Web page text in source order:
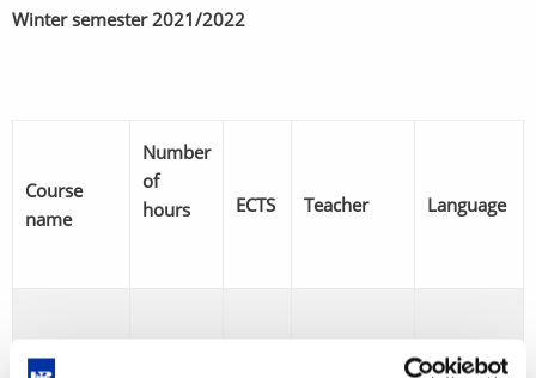
Winter semester 2021/2022
Course
name
Number
of
hours
ECTS Teacher Language